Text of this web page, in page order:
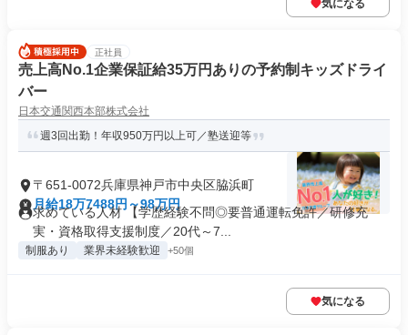
気になる
正社員
売上高No.1企業保証給35万円ありの予約制キッズドライ
バー
日本交通関西本部株式会社
週3回出勤！年収950万円以上可／塾送迎等
〒651-0072兵庫県神戸市中央区脇浜町
月給18万7488円～98万円
求めている人材 【学歴経験不問◎要普通運転免許／研修充
実・資格取得支援制度／20代～7...
制服あり 業界未経験歓迎 +50個
気になる